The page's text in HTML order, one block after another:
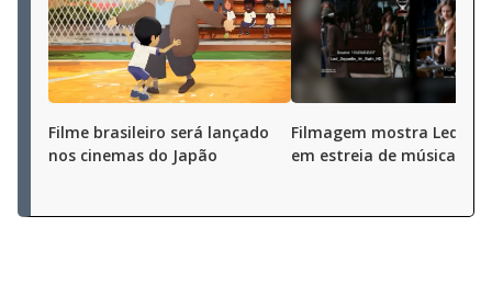
Filme brasileiro será lançado
nos cinemas do Japão
Filmagem mostra Led
em estreia de música